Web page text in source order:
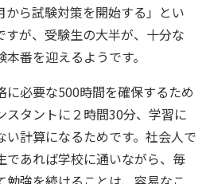
ら試験対策を開始する」とい
すが、受験生の大半が、十分な
番を迎えるようです。
に必要な500時間を確保するため
スタントに２時間30分、学習に
計算になるためです。社会人で
であれば学校に通いながら、毎